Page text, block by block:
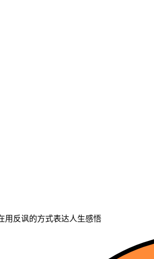
用反讽的方式表达人生感悟